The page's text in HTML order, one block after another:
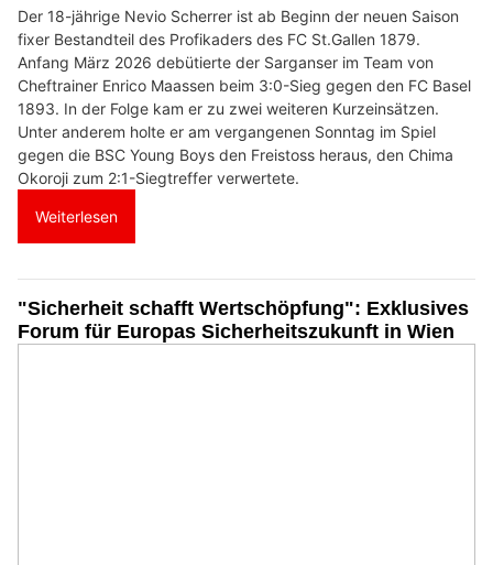
Der 18-jährige Nevio Scherrer ist ab Beginn der neuen Saison
fixer Bestandteil des Profikaders des FC St.Gallen 1879.
Anfang März 2026 debütierte der Sarganser im Team von
Cheftrainer Enrico Maassen beim 3:0-Sieg gegen den FC Basel
1893. In der Folge kam er zu zwei weiteren Kurzeinsätzen.
Unter anderem holte er am vergangenen Sonntag im Spiel
gegen die BSC Young Boys den Freistoss heraus, den Chima
Okoroji zum 2:1-Siegtreffer verwertete.
Weiterlesen
"Sicherheit schafft Wertschöpfung": Exklusives
Forum für Europas Sicherheitszukunft in Wien